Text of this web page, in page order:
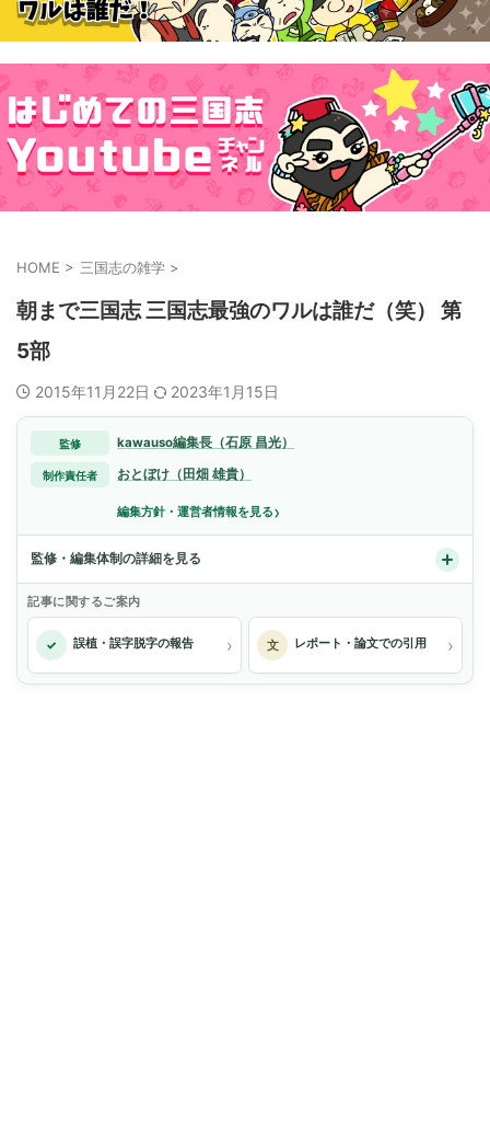
HOME > 三国志の雑学 >
朝まで三国志 三国志最強のワルは誰だ（笑） 第
5部
2015年11月22日 2023年1月15日
監修 kawauso編集長（石原 昌光）
制作責任者 おとぼけ（田畑 雄貴）
編集方針・運営者情報を見る›
監修・編集体制の詳細を見る
記事に関するご案内
✓ 誤植・誤字脱字の報告 › 文 レポート・論文での引用 ›